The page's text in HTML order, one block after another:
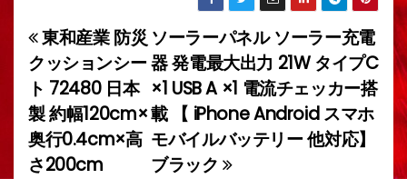
投
稿
ナ
ビ
ソーラーパネル ソーラー充電
器 発電最大出力 21W タイプC
×1 USB A ×1 電流チェッカー搭
載 【 iPhone Android スマホ
モバイルバッテリー 他対応】
ブラック
東和産業 防災
クッションシー
ト 72480 日本
製 約幅120cm×
奥行0.4cm×高
さ200cm